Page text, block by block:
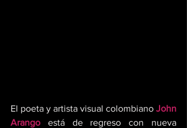
El poeta y artista visual colombiano John
Arango está de regreso con nueva